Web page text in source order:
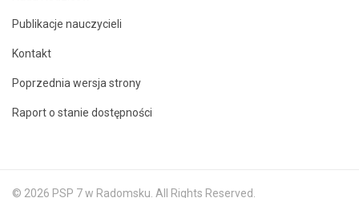
Publikacje nauczycieli
Kontakt
Poprzednia wersja strony
Raport o stanie dostępności
© 2026 PSP 7 w Radomsku. All Rights Reserved.